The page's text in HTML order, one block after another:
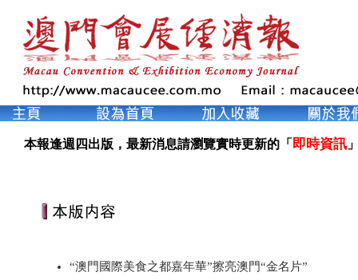
本報逢週四出版，最新消息請瀏覽實時更新的「 即時資訊
“澳門國際美食之都嘉年華”擦亮澳門“金名片”